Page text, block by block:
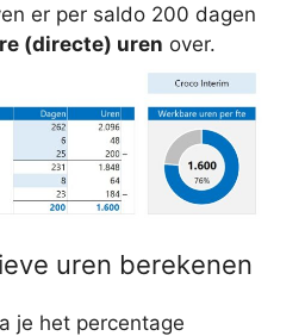
er per saldo 200 dagen
(directe) uren over.
uren berekenen
je het percentage